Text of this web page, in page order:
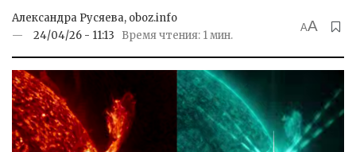
Александра Русяева, oboz.info
24/04/26 - 11:13
Время чтения: 1 мин.
AA